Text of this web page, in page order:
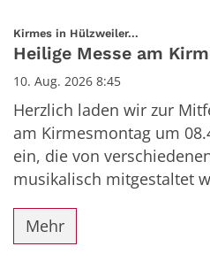
Kirmes in Hülzweiler...
Heilige Messe am
10. Aug. 2026 8:45
Herzlich laden wir zur
am Kirmesmontag um
ein, die von
musikalisch mitgestaltet
Mehr